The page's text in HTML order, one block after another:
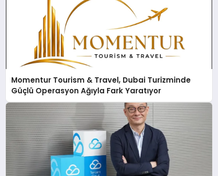
Momentur Tourism & Travel, Dubai Turizminde
Güçlü Operasyon Ağıyla Fark Yaratıyor